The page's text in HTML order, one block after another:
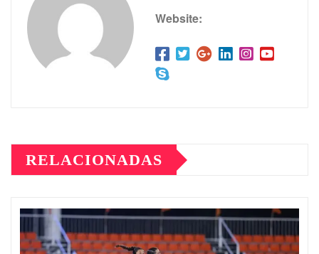
Website:
RELACIONADAS